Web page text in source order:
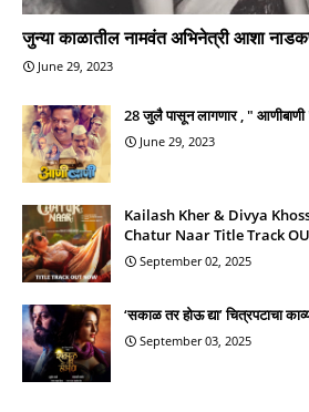
जुन्या काळातील नामवंत अभिनेत्री आशा
June 29, 2023
28 जुलै पासून लागणार , " आणीबाणी
June 29, 2023
Kailash Kher & Divya
Chatur Naar Title Track
September 02, 2025
‘सकाळ तर होऊ द्या’ चित्रपटाचा
September 03, 2025